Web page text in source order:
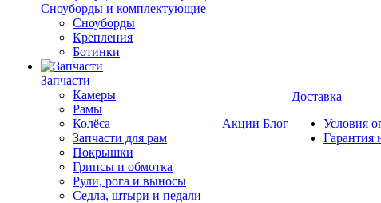
Cноуборды и комплектующие
Сноуборды
Крепления
Ботинки
Запчасти
Камеры
Рамы
Колёса
Запчасти для рам
Покрышки
Грипсы и обмотка
Рули, рога и выносы
Седла, штыри и педали
Акции Блог
Доставка
Условия
Гарантия